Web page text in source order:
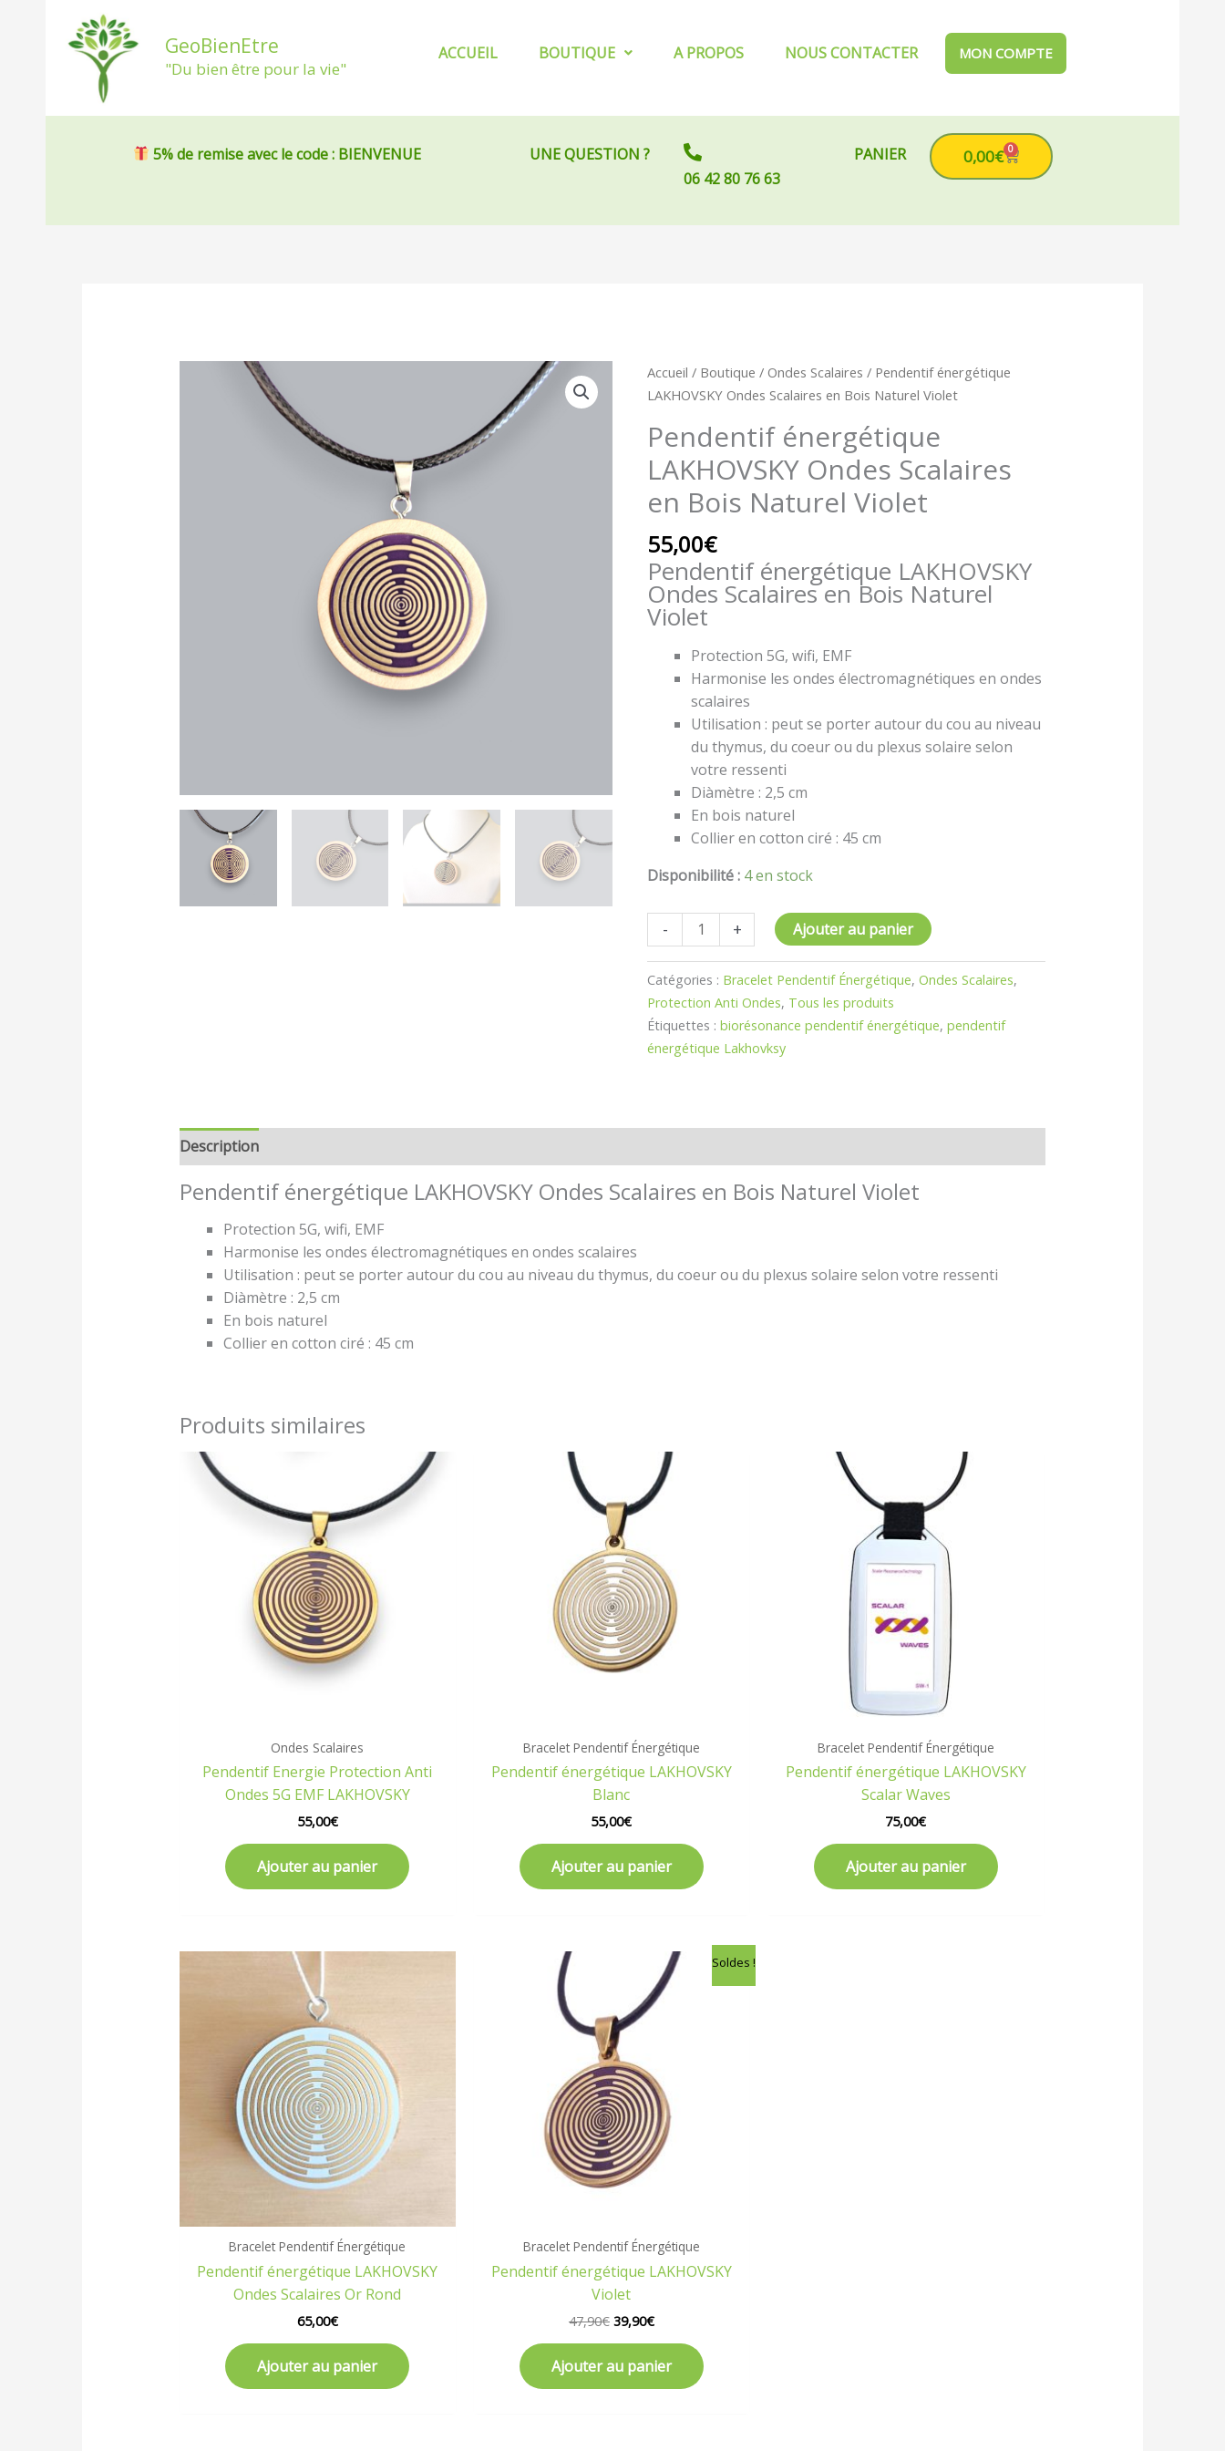
GeoBienEtre
"Du bien être pour la vie"
ACCUEIL BOUTIQUE A PROPOS NOUS CONTACTER MON COMPTE
5% de remiseavec le code : BIENVENUE
UNE QUESTION ?
06 42 80 76 63
PANIER 0,00€ 0
Cart
Accueil / Boutique /Ondes Scalaires / Pendentif énergétique
LAKHOVSKY Ondes Scalaires en Bois Naturel Violet
Pendentif énergétique
LAKHOVSKY Ondes Scalaires
en Bois Naturel Violet
55,00€
Pendentif énergétique LAKHOVSKY
Ondes Scalaires en Bois Naturel
Violet
Protection 5G, wifi, EMF
Harmonise les ondes électromagnétiques en ondes
scalaires
Utilisation : peut se porter autour du cou au niveau
du thymus, du coeur ou du plexus solaire selon
votre ressenti
Diàmètre : 2,5 cm
En bois naturel
Collier en cotton ciré : 45 cm
Disponibilité : 4 en stock
-
quantité
de
énergétique
LAKHOVSKY
Ondes
Scalaires
Bois
Naturel
Violet
+ Ajouter au panier
Catégories : Bracelet Pendentif Énergétique,Ondes Scalaires,
Protection Anti Ondes, Tous les produits
Étiquettes :biorésonance pendentif énergétique,pendentif
énergétique Lakhovksy
Description
Pendentif énergétique LAKHOVSKY Ondes Scalaires en Bois Naturel Violet
Protection 5G, wifi, EMF
Harmonise les ondes électromagnétiques en ondes scalaires
Utilisation : peut se porter autour du cou au niveau du thymus, du coeur ou du plexus solaire selon votre ressenti
Diàmètre : 2,5 cm
En bois naturel
Collier en cotton ciré : 45 cm
Produits similaires
Ondes Scalaires
Pendentif Energie Protection Anti
Ondes 5G EMF LAKHOVSKY
55,00€
Ajouter au panier
Bracelet Pendentif Énergétique
Pendentif énergétique LAKHOVSKY
Blanc
55,00€
Ajouter au panier
Bracelet Pendentif Énergétique
Pendentif énergétique LAKHOVSKY
Scalar Waves
75,00€
Ajouter au panier
Bracelet Pendentif Énergétique
Pendentif énergétique LAKHOVSKY
Ondes Scalaires Or Rond
65,00€
Ajouter au panier
Soldes !
Bracelet Pendentif Énergétique
Pendentif énergétique LAKHOVSKY
Violet
47,90€
était :
47,90€.
39,90€
prix
actuel
est :
Ajouter au panier